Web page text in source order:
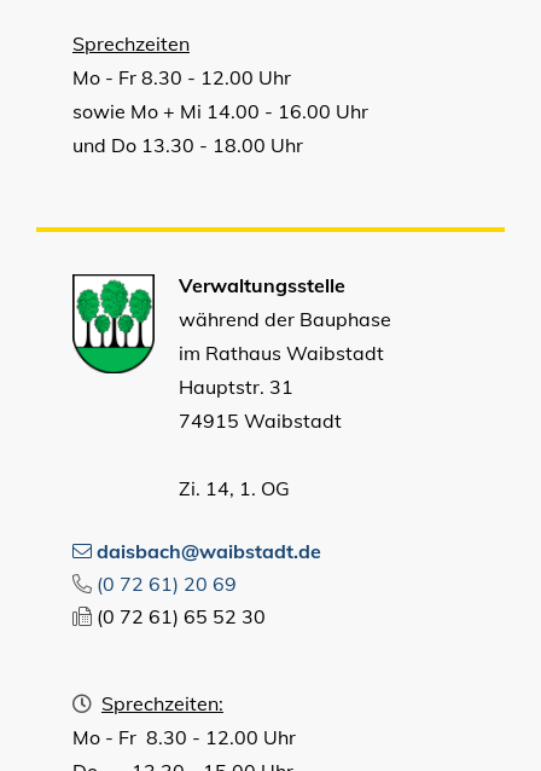
Sprechzeiten
Mo - Fr 8.30 - 12.00 Uhr
sowie Mo + Mi 14.00 - 16.00 Uhr
und Do 13.30 - 18.00 Uhr
Verwaltungsstelle
während der Bauphase
im Rathaus Waibstadt
Hauptstr. 31
74915 Waibstadt
Zi. 14, 1. OG
daisbach@waibstadt.de
(0 72 61) 20 69
(0 72 61) 65 52 30
Sprechzeiten:
Mo - Fr 8.30 - 12.00 Uhr